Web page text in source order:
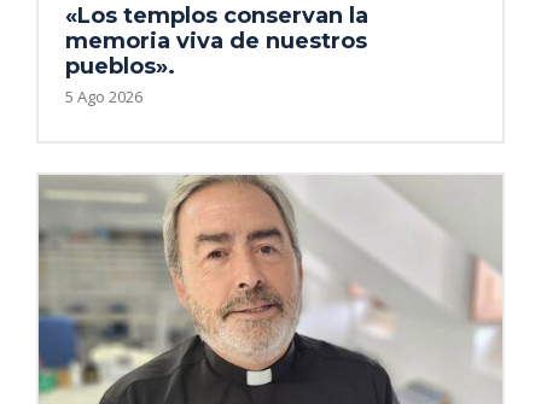
«Los templos conservan la
memoria viva de nuestros
pueblos».
5 Ago 2026